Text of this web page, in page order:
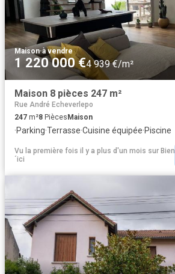
Maison·à vendre
1 220 000 €4 939 €/m²
Maison 8 pièces 247 m²
Rue André Echeverlepo
247 m²8 Pièces Maison
·Parking·Terrasse·Cuisine équipée·Piscine
Vu la première fois il y a plus d'un mois sur Bien
´ici